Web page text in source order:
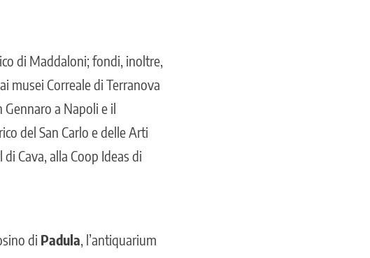
di Maddaloni; fondi, inoltre,
musei Correale di Terranova
a Napoli e il
del San Carlo e delle Arti
Cava, alla Coop Ideas di
di Padula, l’antiquarium